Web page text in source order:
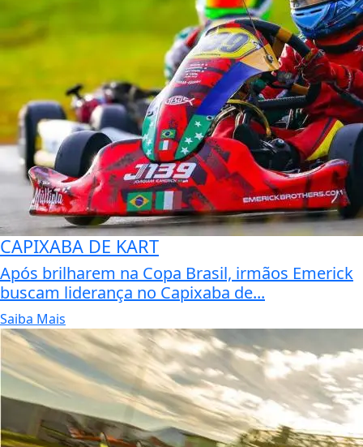
CAPIXABA DE KART
Após brilharem na Copa Brasil, irmãos Emerick
buscam liderança no Capixaba de...
Saiba Mais